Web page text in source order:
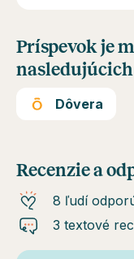
Príspevok je
Dôvera
Recenzie a
8 ľudí
3 textové